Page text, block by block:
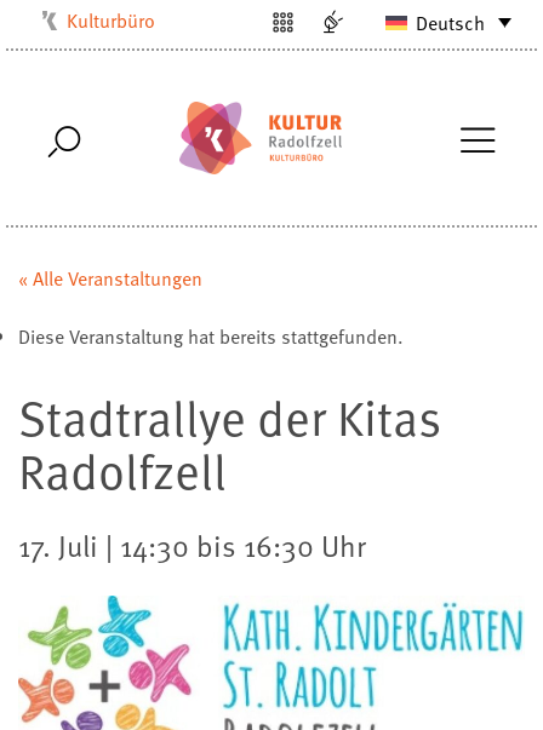
Kulturbüro
Stadtarchiv
Stadtbibliothek
Villa Bosch
Deutsch
« Alle Veranstaltungen
Diese Veranstaltung hat bereits stattgefunden.
Stadtrallye der Kitas
Radolfzell
17. Juli | 14:30 bis 16:30 Uhr